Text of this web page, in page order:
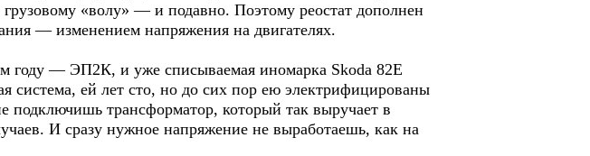
«волу» — и подавно. Поэтому реостат дополнен
— изменением напряжения на двигателях.
году — ЭП2К, и уже списываемая иномарка Skoda 82E
система, ей лет сто, но до сих пор ею электрифицированы
подключишь трансформатор, который так выручает в
И сразу нужное напряжение не выработаешь, как на